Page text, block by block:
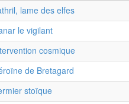
lame des elfes
le vigilant
cosmique
de Bretagard
stoïque